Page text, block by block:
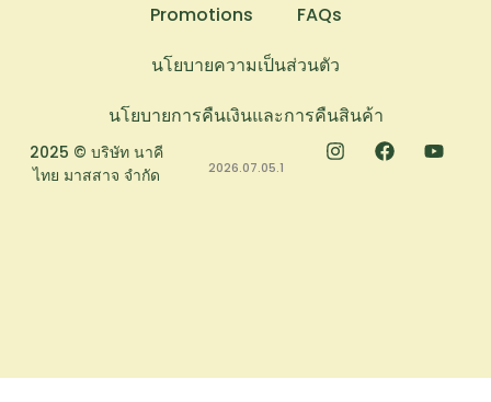
Promotions
FAQs
นโยบายความเป็นส่วนตัว
นโยบายการคืนเงินและการคืนสินค้า
2025 © บริษัท นาคี
ไทย มาสสาจ จำกัด
2026.07.05.1